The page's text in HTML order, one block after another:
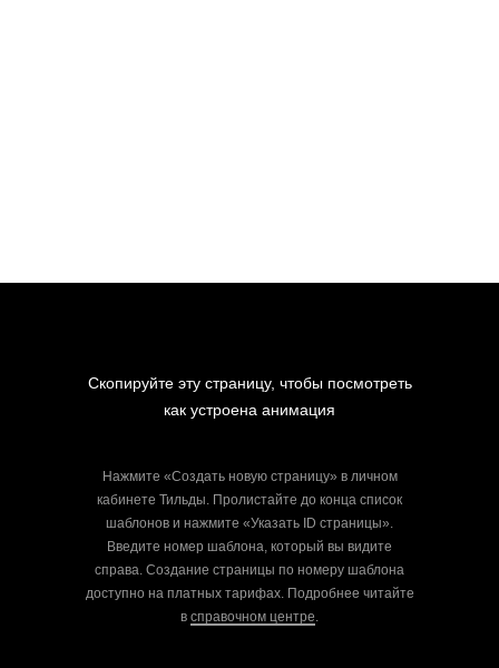
Скопируйте эту страницу, чтобы посмотреть
как устроена анимация
Нажмите «Создать новую страницу» в личном
кабинете Тильды. Пролистайте до конца список
шаблонов и нажмите «Указать ID страницы».
Введите номер шаблона, который вы видите
справа. Создание страницы по номеру шаблона
доступно на платных тарифах. Подробнее читайте
в справочном центре.